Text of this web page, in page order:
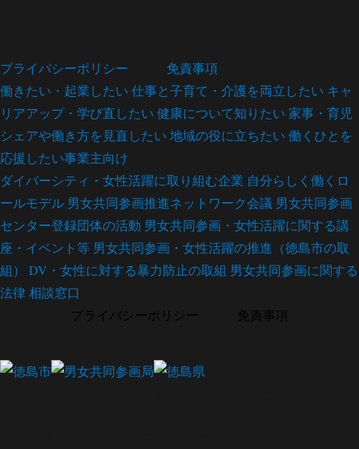
プライバシーポリシー
免責事項
働きたい・起業したい 仕事と子育て・介護を両立したい キャ
リアアップ・学び直したい 健康について知りたい 家事・育児
シェアや働き方を見直したい 地域の役に立ちたい 働くひとを
応援したい事業主向け
ダイバーシティ・女性活躍に取り組む企業 自分らしく働くロ
ールモデル 男女共同参画推進ネットワーク会議 男女共同参画
センター登録団体の活動 男女共同参画・女性活躍に関する講
座・イベント等 男女共同参画・女性活躍の推進（徳島市の取
組）
DV・女性に対する暴力防止の取組 男女共同参画に関する
法律相談窓口
プライバシーポリシー
免責事項